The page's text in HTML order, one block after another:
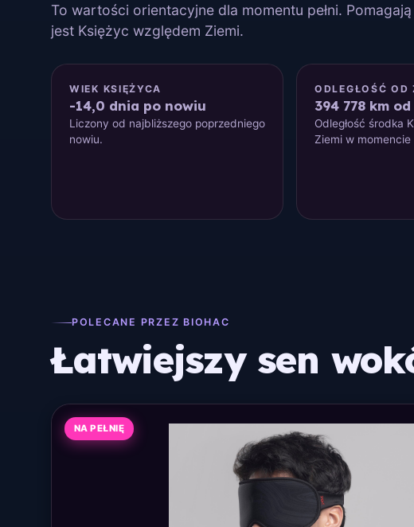
To wartości orientacyjne dla momentu pełni.
jest Księżyc względem Ziemi.
WIEK KSIĘŻYCA
-14,0 dnia po nowiu
Liczony od najbliższego poprzedniego
nowiu.
ODLEGŁOŚĆ OD
394 778 km
Odległość środka
Ziemi w momencie
POLECANE PRZEZ BIOHAC
Łatwiejszy sen
NA PEŁNIĘ